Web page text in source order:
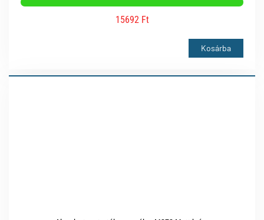
15692 Ft
Kosárba